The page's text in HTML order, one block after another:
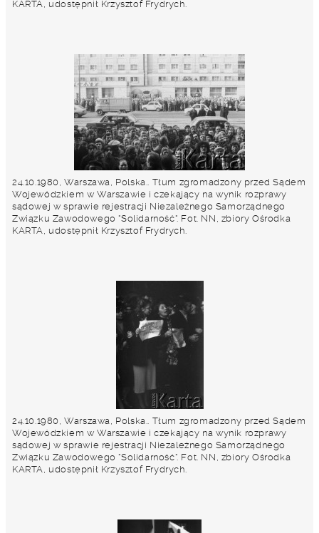
KARTA, udostępnił Krzysztof Frydrych.
24.10.1980, Warszawa, Polska.. Tłum zgromadzony przed Sądem
Wojewódzkiem w Warszawie i czekający na wynik rozprawy
sądowej w sprawie rejestracji Niezależnego Samorządnego
Związku Zawodowego "Solidarność". Fot. NN, zbiory Ośrodka
KARTA, udostępnił Krzysztof Frydrych.
24.10.1980, Warszawa, Polska.. Tłum zgromadzony przed Sądem
Wojewódzkiem w Warszawie i czekający na wynik rozprawy
sądowej w sprawie rejestracji Niezależnego Samorządnego
Związku Zawodowego "Solidarność". Fot. NN, zbiory Ośrodka
KARTA, udostępnił Krzysztof Frydrych.